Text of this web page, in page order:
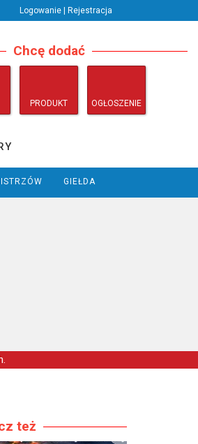
Logowanie | Rejestracja
Chcę dodać
PRODUKT OGŁOSZENIE
GIEŁDA
też